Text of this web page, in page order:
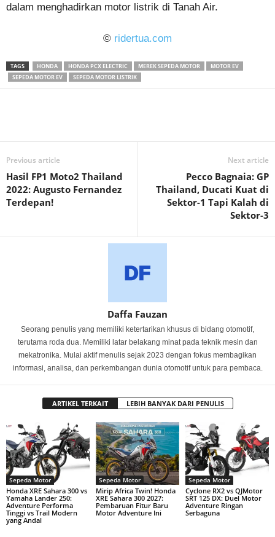
dalam menghadirkan motor listrik di Tanah Air.
© ridertua.com
TAGS HONDA HONDA PCX ELECTRIC MEREK SEPEDA MOTOR
MOTOR EV
SEPEDA MOTOR EV
SEPEDA MOTOR LISTRIK
Previous article
Hasil FP1 Moto2 Thailand
2022: Augusto Fernandez
Terdepan!
Next article
Pecco Bagnaia: GP
Thailand, Ducati Kuat di
Sektor-1 Tapi Kalah di
Sektor-3
Daffa Fauzan
Seorang penulis yang memiliki ketertarikan khusus di bidang otomotif,
terutama roda dua. Memiliki latar belakang minat pada teknik mesin dan
mekatronika. Mulai aktif menulis sejak 2023 dengan fokus membagikan
informasi, analisa, dan perkembangan dunia otomotif untuk para pembaca.
ARTIKEL TERKAIT LEBIH BANYAK DARI PENULIS
Sepeda Motor
Honda XRE Sahara 300 vs
Yamaha Lander 250:
Adventure Performa
Tinggi vs Trail Modern
yang Andal
Sepeda Motor
Mirip Africa Twin! Honda
XRE Sahara 300 2027:
Pembaruan Fitur Baru
Motor Adventure Ini
Sepeda Motor
Cyclone RX2 vs QJMotor
SRT 125 DX: Duel Motor
Adventure Ringan
Serbaguna